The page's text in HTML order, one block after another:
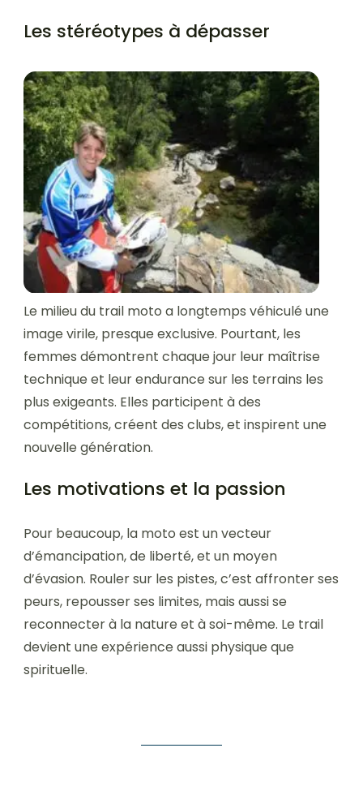
Les stéréotypes à dépasser
Le milieu du trail moto a longtemps véhiculé une
image virile, presque exclusive. Pourtant, les
femmes démontrent chaque jour leur maîtrise
technique et leur endurance sur les terrains les
plus exigeants. Elles participent à des
compétitions, créent des clubs, et inspirent une
nouvelle génération.
Les motivations et la passion
Pour beaucoup, la moto est un vecteur
d’émancipation, de liberté, et un moyen
d’évasion. Rouler sur les pistes, c’est affronter ses
peurs, repousser ses limites, mais aussi se
reconnecter à la nature et à soi-même. Le trail
devient une expérience aussi physique que
spirituelle.